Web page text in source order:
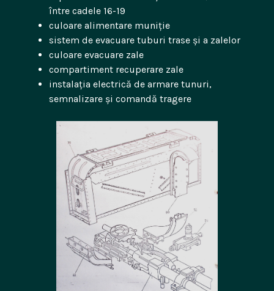
între cadele 16-19
culoare alimentare muniție
sistem de evacuare tuburi trase și a zalelor
culoare evacuare zale
compartiment recuperare zale
instalația electrică de armare tunuri,
semnalizare și comandă tragere